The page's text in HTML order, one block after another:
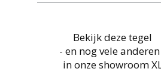
Bekijk deze tegel
- en nog vele
in onze showroom